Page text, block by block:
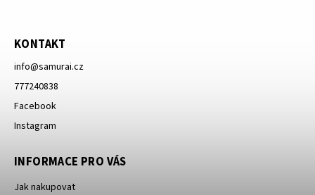
KONTAKT
info@samurai.cz
777240838
Facebook
Instagram
INFORMACE PRO VÁS
Jak nakupovat